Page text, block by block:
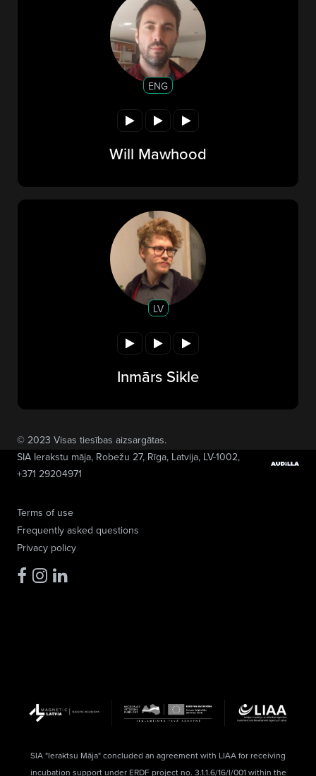
ENG
Will Mawhood
LV
Inmārs Sikle
Terms of use
Frequently asked questions
Privacy policy
© 2023 Visas tiesības aizsargātas.
SIA Ierakstu māja, Robežu 27, Rīga, Latvija, LV-1002,
+371 29204971
SIA "Ieraktsu Māja" concluded an agreement with LIAA for receiving
incubation support under ERDF project no. 3.1.1.6/16/I/001 within the